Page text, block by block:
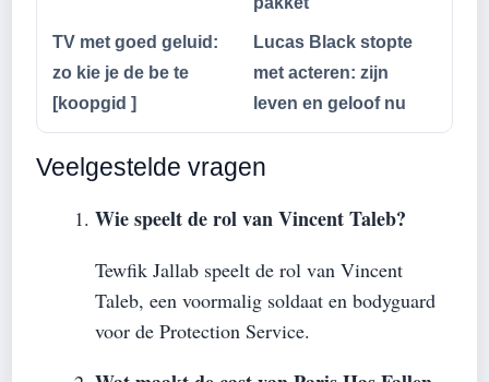
TV met goed geluid:
zo kie je de be te
[koopgid ]
Lucas Black stopte
met acteren: zijn
leven en geloof nu
Veelgestelde vragen
Wie speelt de rol van Vincent Taleb?
Tewfik Jallab speelt de rol van Vincent
Taleb, een voormalig soldaat en bodyguard
voor de Protection Service.